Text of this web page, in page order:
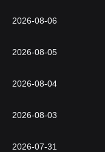
2026-08-06
2026-08-05
2026-08-04
2026-08-03
2026-07-31